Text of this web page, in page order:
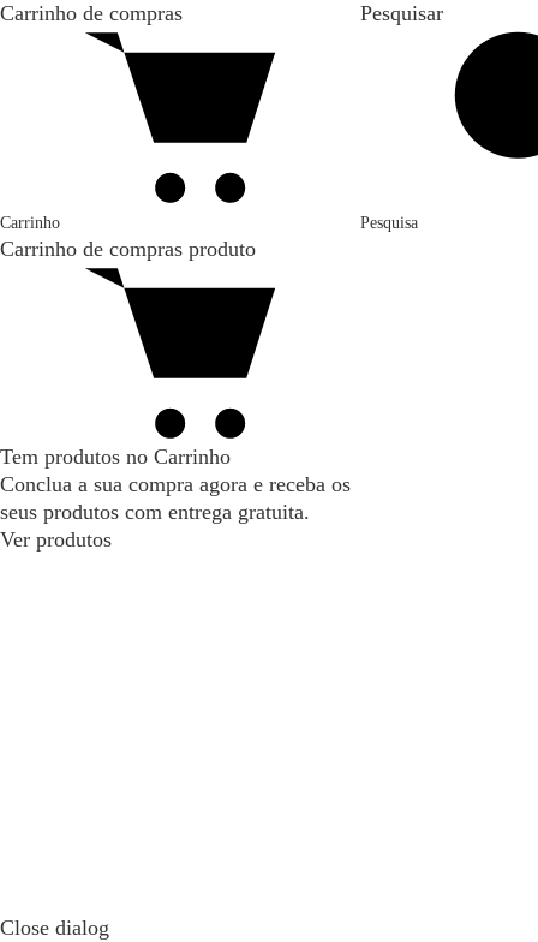
Carrinho de compras
Carrinho
Carrinho de compras produto
Tem produtos no Carrinho
Conclua a sua compra agora e receba os
seus produtos com entrega gratuita.
Ver produtos
Pesquisar
Pesquisa
Close dialog